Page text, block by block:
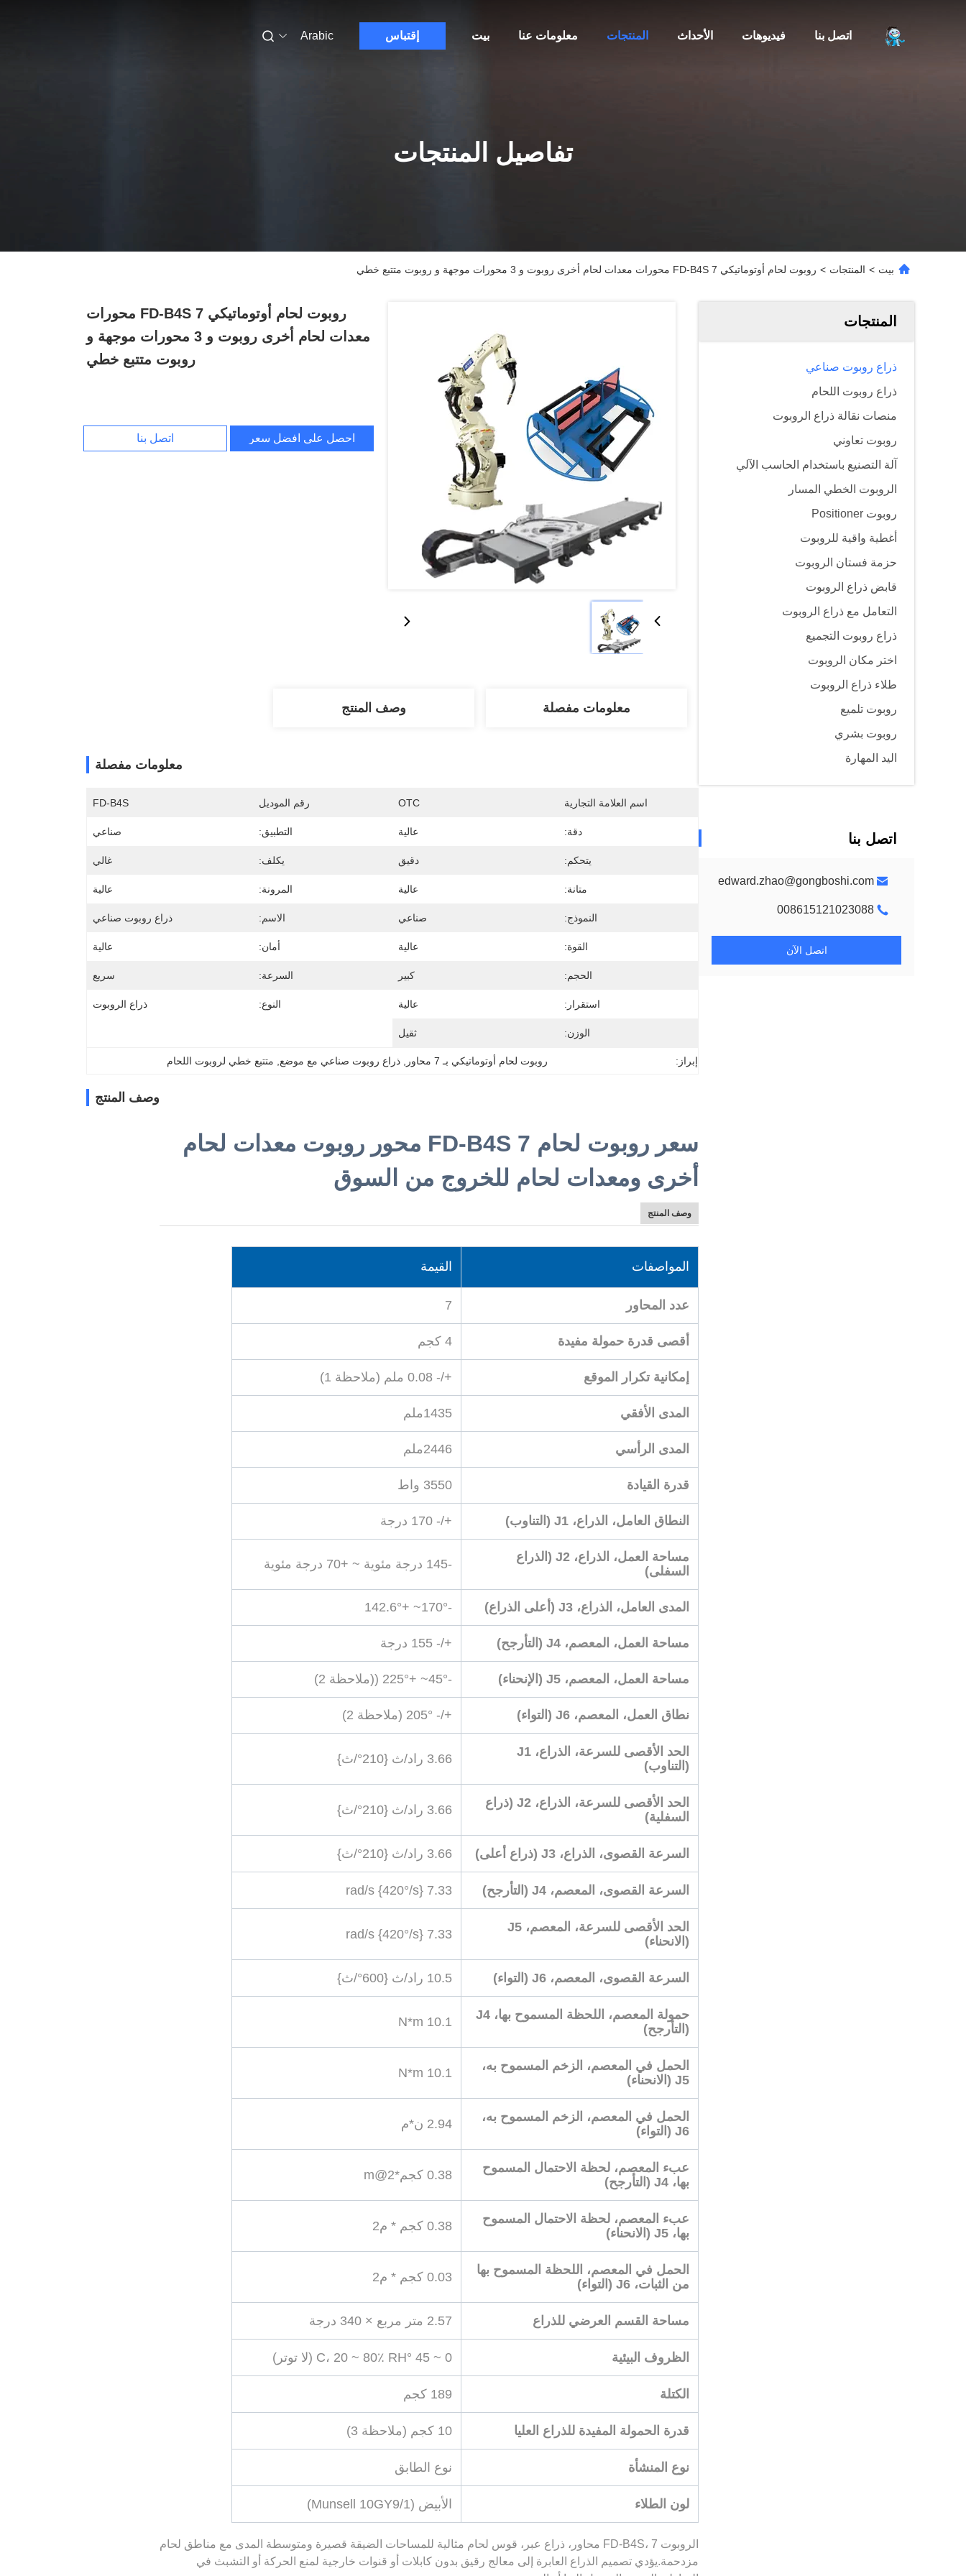
بيت معلومات عنا المنتجات الأحداث فيديوهات اتصل بنا إقتباس Arabic
تفاصيل المنتجات
بيت > المنتجات > روبوت لحام أوتوماتيكي FD-B4S 7 محورات معدات لحام أخرى روبوت و 3 محورات موجهة و روبوت متتبع خطي
المنتجات
ذراع روبوت صناعي
ذراع روبوت اللحام
منصات نقالة ذراع الروبوت
روبوت تعاوني
آلة التصنيع باستخدام الحاسب الآلي
الروبوت الخطي المسار
روبوت Positioner
أغطية واقية للروبوت
حزمة فستان الروبوت
قابض ذراع الروبوت
التعامل مع ذراع الروبوت
ذراع روبوت التجميع
اختر مكان الروبوت
طلاء ذراع الروبوت
روبوت تلميع
روبوت بشري
اليد المهارة
اتصل بنا
edward.zhao@gongboshi.com
008615121023088
اتصل الآن
روبوت لحام أوتوماتيكي FD-B4S 7 محورات
معدات لحام أخرى روبوت و 3 محورات موجهة و
روبوت متتبع خطي
احصل على افضل سعر اتصل بنا
معلومات مفصلة وصف المنتج
معلومات مفصلة
اسم العلامة التجارية OTC رقم الموديل FD-B4S
دقة: عالية التطبيق: صناعي
يتحكم: دقيق يكلف: غالي
متانة: عالية المرونة: عالية
النموذج: صناعي الاسم: ذراع روبوت صناعي
القوة: عالية أمان: عالية
الحجم: كبير السرعة: سريع
استقرار: عالية النوع: ذراع الروبوت
الوزن: ثقيل
إبراز: روبوت لحام أوتوماتيكي بـ 7 محاور , ذراع روبوت صناعي مع موضع متتبع خطي لروبوت اللحام
وصف المنتج
سعر روبوت لحام FD-B4S 7 محور روبوت معدات لحام
أخرى ومعدات لحام للخروج من السوق
وصف المنتج
المواصفات القيمة
عدد المحاور 7
أقصى قدرة حمولة مفيدة 4 كجم
إمكانية تكرار الموقع +/- 0.08 ملم (ملاحظة 1)
المدى الأفقي 1435ملم
المدى الرأسي 2446ملم
قدرة القيادة 3550 واط
النطاق العامل، الذراع، J1 (التناوب) +/- 170 درجة
مساحة العمل، الذراع، J2 (الذراع
السفلى)
-145 درجة مئوية ~ +70 درجة مئوية
المدى العامل، الذراع، J3 (أعلى الذراع) -170°~ +142.6°
مساحة العمل، المعصم، J4 (التأرجح) +/- 155 درجة
مساحة العمل، المعصم، J5 (الإنحناء) -45°~ +225° ((ملاحظة 2)
نطاق العمل، المعصم، J6 (التواء) +/- 205° (ملاحظة 2)
الحد الأقصى للسرعة، الذراع، J1
(التناوب)
3.66 راد/ث {210°/ث}
الحد الأقصى للسرعة، الذراع، J2 (ذراع
السفلية)
3.66 راد/ث {210°/ث}
السرعة القصوى، الذراع، J3 (ذراع أعلى) 3.66 راد/ث {210°/ث}
السرعة القصوى، المعصم، J4 (التأرجح) 7.33 rad/s {420°/s}
الحد الأقصى للسرعة، المعصم، J5
(الانحناء)
7.33 rad/s {420°/s}
السرعة القصوى، المعصم، J6 (التواء) 10.5 راد/ث {600°/ث}
حمولة المعصم، اللحظة المسموح بها، J4
(التأرجح)
10.1 N*m
الحمل في المعصم، الزخم المسموح به،
J5 (الانحناء)
10.1 N*m
الحمل في المعصم، الزخم المسموح به،
J6 (التواء)
2.94 ن*م
عبء المعصم، لحظة الاحتمال المسموح
بها، J4 (التأرجح)
0.38 كجم*m@2
عبء المعصم، لحظة الاحتمال المسموح
بها، J5 (الانحناء)
0.38 كجم * م2
الحمل في المعصم، اللحظة المسموح بها
من الثبات، J6 (التواء)
0.03 كجم * م2
مساحة القسم العرضي للذراع 2.57 متر مربع × 340 درجة
الظروف البيئية 0 ~ 45 °C، 20 ~ 80٪ RH (لا توتر)
الكتلة 189 كجم
قدرة الحمولة المفيدة للذراع العليا 10 كجم (ملاحظة 3)
نوع المنشأة نوع الطابق
لون الطلاء الأبيض (Munsell 10GY9/1)
الروبوت FD-B4S، 7 محاور، ذراع عبر، قوس لحام مثالية للمساحات الضيقة قصيرة ومتوسطة المدى مع مناطق لحام
مزدحمة.يؤدي تصميم الذراع العابرة إلى معالج رقيق بدون كابلات أو قنوات خارجية لمنع الحركة أو التشبث في